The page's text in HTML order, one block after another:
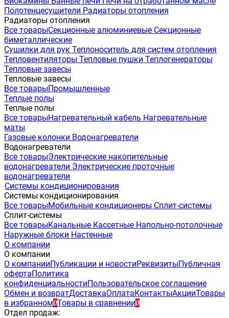
Полотенцесушители Радиаторы отопления
Радиаторы отопления
Все товарыСекционные алюминиевые Секционные
биметаллические
Сушилки для рук Теплоноситель для систем отопления
Тепловентиляторы Тепловые пушки Теплогенераторы
Тепловые завесы
Тепловые завесы
Все товарыПромышленные
Теплые полы
Теплые полы
Все товарыНагревательный кабель Нагревательные
маты
Газовые колонки Водонагреватели
Водонагреватели
Все товарыЭлектрические накопительные
водонагреватели Электрические проточные
водонагреватели
Системы кондиционирования
Системы кондиционирования
Все товарыМобильные кондиционеры Сплит-системы
Сплит-системы
Все товарыКанальные Кассетные Напольно-потолочные
Наружные блоки Настенные
О компании
О компании
О компанииПубликации и новостиРеквизитыПубличная
офертаПолитика
конфиденциальностиПользовательское соглашение
Обмен и возвратДоставкаОплатаКонтактыАкцииТовары
в избранном0Товары в сравнении0
Отдел продаж: